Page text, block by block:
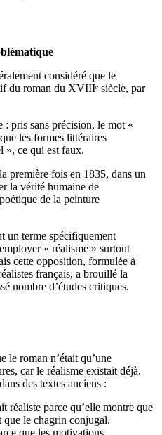
considéré que le
du roman du XVIIIᵉ siècle, par
: pris sans précision, le mot «
les formes littéraires
», ce qui est faux.
première fois en 1835, dans un
la vérité humaine de
de la peinture
un terme spécifiquement
« réalisme » surtout
cette opposition, formulée à
français, a brouillé la
nombre d’études critiques.
le roman n’était qu’une
car le réalisme existait déjà.
des textes anciens :
réaliste parce qu’elle montre que
que le chagrin conjugal.
que les motivations